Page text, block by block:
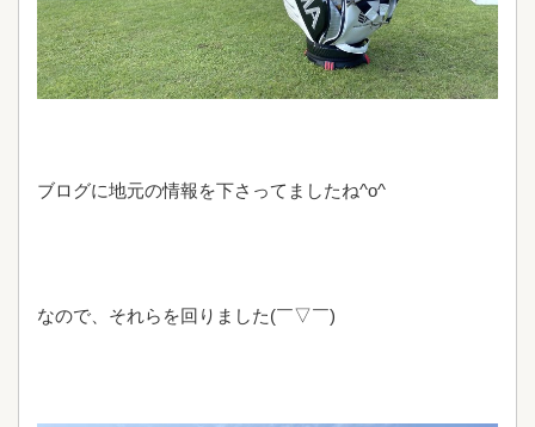
ブログに地元の情報を下さってましたね^o^
なので、それらを回りました(￣▽￣)